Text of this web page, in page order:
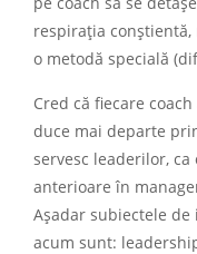
respirația
o metodă specială
Cred că fiecare
duce mai departe
servesc leaderilor,
anterioare în
Așadar subiectele
acum sunt: